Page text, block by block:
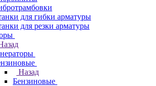
для гибки арматуры
для резки арматуры
Назад
Бензиновые